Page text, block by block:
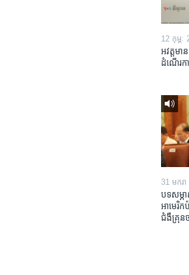
12 កុម្ភៈ
អវត្តម
ដំណើរក
31 មករ
បទសម្ភ
អាមេរិ
ជំងឺ​គ្រុន